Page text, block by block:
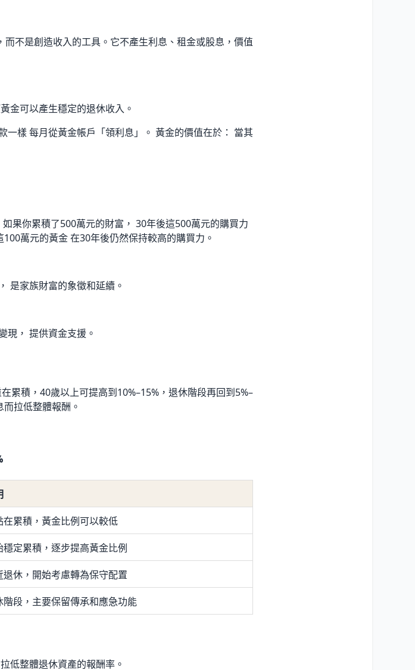
不是創造收入的工具。它不產生利息、租金或股息，價值
金可以產生穩定的退休收入。
一樣 每月從黃金帳戶「領利息」。 黃金的價值在於： 當其
果你累積了500萬元的財富， 30年後這500萬元的購買力
萬元的黃金 在30年後仍然保持較高的購買力。
是家族財富的象徵和延續。
現， 提供資金支援。
累積，40歲以上可提高到10%–15%，退休階段再回到5%–
拉低整體報酬。
在累積，黃金比例可以較低
穩定累積，逐步提高黃金比例
退休，開始考慮轉為保守配置
階段，主要保留傳承和應急功能
低整體退休資產的報酬率。